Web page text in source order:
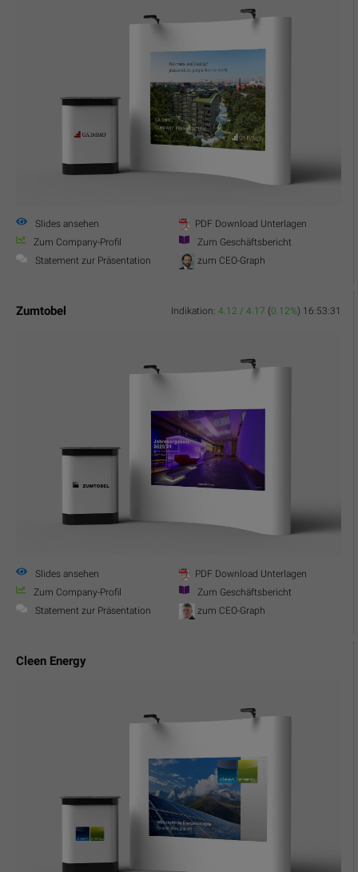
Slides ansehen
PDF Download Unterlagen
Zum Company-Profil
Zum Geschäftsbericht
Statement zur Präsentation
zum CEO-Graph
Zumtobel Indikation: 4.12 / 4.17 (0.12%) 16:53:31
Slides ansehen
PDF Download Unterlagen
Zum Company-Profil
Zum Geschäftsbericht
Statement zur Präsentation
zum CEO-Graph
Cleen Energy